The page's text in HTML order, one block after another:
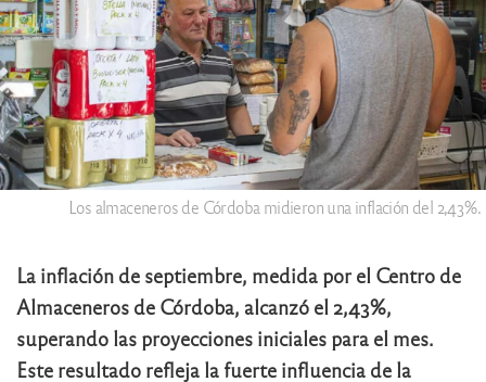
Los almaceneros de Córdoba midieron una inflación del 2,43%.
La inflación de septiembre, medida por el Centro de
Almaceneros de Córdoba, alcanzó el 2,43%,
superando las proyecciones iniciales para el mes.
Este resultado refleja la fuerte influencia de la